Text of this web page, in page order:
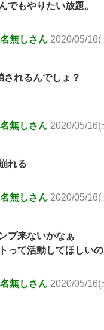
でもやりたい放題。
無しさん 2020/05/16(
れるんでしょ？
無しさん 2020/05/16(
れる
無しさん 2020/05/16(
プ来ないかなぁ
って活動してほしいの
無しさん 2020/05/16(